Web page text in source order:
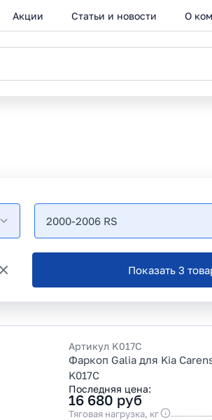
Акции Статьи и новости О
2000-2006 RS
Показать 3
Артикул K017C
Фаркоп Galia для Kia
K017C
Последняя цена:
16 680 руб
Тяговая нагрузка, кг